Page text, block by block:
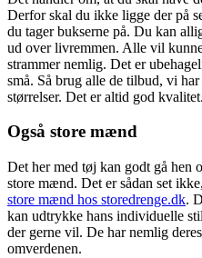
Derfor skal du ikke ligge der på
du tager bukserne på. Du kan
ud over livremmen. Alle vil
strammer nemlig. Det er
små. Så brug alle de tilbud, vi
størrelser. Det er altid god
Også store mænd
Det her med tøj kan godt gå hen
store mænd. Det er sådan set
store mænd hos storedrenge.dk.
kan udtrykke hans individuelle
der gerne vil. De har nemlig
omverdenen.